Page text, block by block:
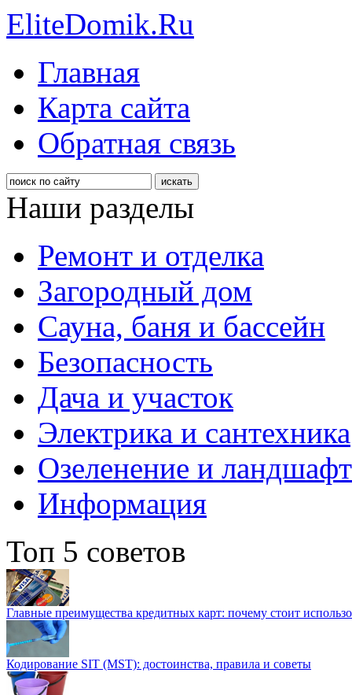
EliteDomik.Ru
Главная
Карта сайта
Обратная связь
Наши разделы
Ремонт и отделка
Загородный дом
Сауна, баня и бассейн
Безопасность
Дача и участок
Электрика и сантехника
Озеленение и
Информация
Топ 5 советов
Главные преимущества кредитных карт: почему стоит
Кодирование SIT (MST): достоинства, правила и советы